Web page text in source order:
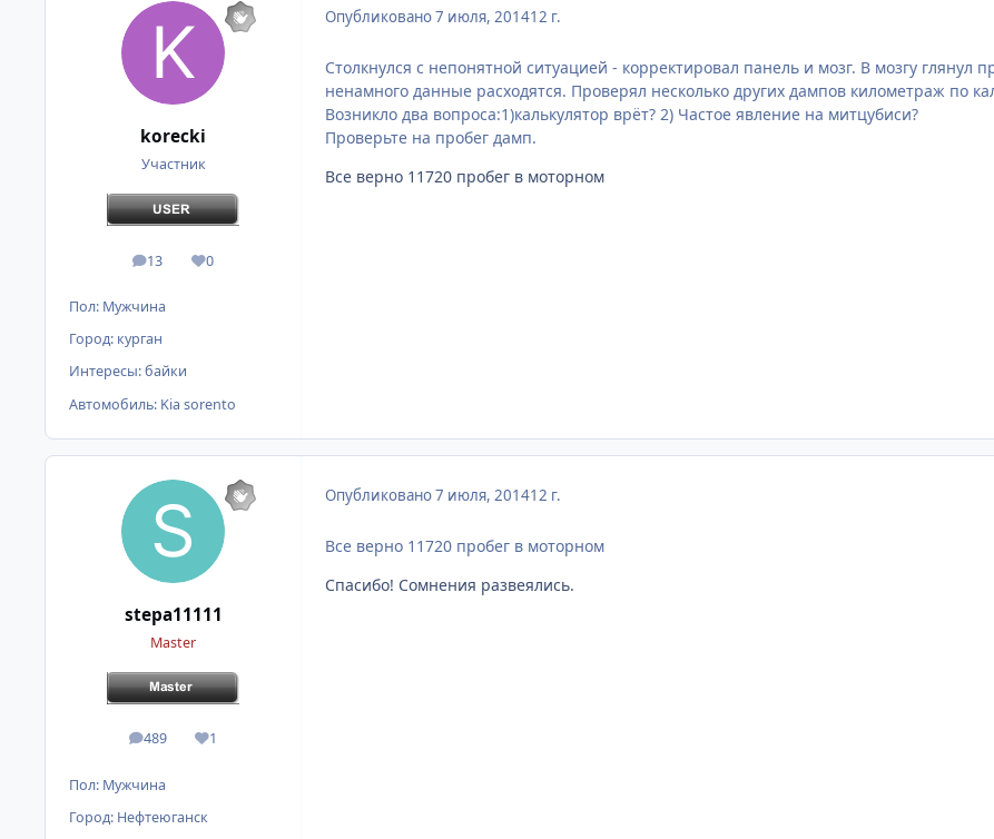
korecki
Участник
13
сообщения
0
Репутация
Пол: Мужчина
Город: курган
Интересы:байки
Автомобиль: Kia sorento
Опубликовано7 июля, 201412 г.
Столкнулся с непонятной ситуацией - корректировал панель и мозг. В мозгу
ненамного данные расходятся. Проверял несколько других дампов километраж по
Возникло два вопроса:1)калькулятор врёт? 2) Частое явление на митцубиси?
Проверьте на пробег дамп.
Все верно 11720 пробег в моторном
stepa11111
Master
489
сообщения
1
Репутация
Пол: Мужчина
Город: Нефтеюганск
Опубликовано7 июля, 201412 г.
Все верно 11720 пробег в моторном
Спасибо! Сомнения развеялись.